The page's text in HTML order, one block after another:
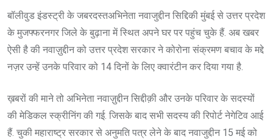
बॉलीवुड इंडस्ट्री के जबरदस्तअभिनेता नवाजुद्दीन सिद्दिकी मुंबई से उत्तर प्रदेश
के मुजफ्फरनगर जिले के बुढ़ाना में स्थित अपने घर पर पहुंच चुके हैं. अब खबर
ऐसी है की नवाज़ुद्दीन को उत्तर प्रदेश सरकार ने कोरोना संक्रमण बचाव के मद्दे
नज़र उन्हें उनके परिवार को 14 दिनों के लिए क्वारंटीन कर दिया गया है.
ख़बरों की माने तो अभिनेता नवाज़ुद्दीन सिद्दीक़ी और उनके परिवार के सदस्यों
की मेडिकल स्क्रीनिंग की गई. जिसके बाद सभी सदस्य की रिपोर्ट नेगेटिव आई
हैं. चुकी महाराष्ट्र सरकार से अनुमति पत्र लेने के बाद नवाजुद्दीन 15 मई को